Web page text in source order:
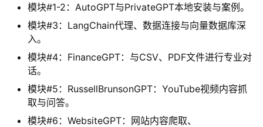
模块#1-2：AutoGPT与PrivateGPT本地安装与案例。
模块#3：LangChain代理、数据连接与向量数据库深
入。
模块#4：FinanceGPT：与CSV、PDF文件进行专业对
话。
模块#5：RussellBrunsonGPT：YouTube视频内容抓
取与问答。
模块#6：WebsiteGPT：网站内容爬取、